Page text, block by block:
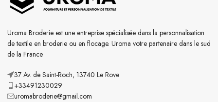
Uroma Broderie est une entreprise spécialisée dans la personnalisation
de textile en broderie ou en flocage. Uroma votre partenaire dans le sud
de la France
37 Av. de Saint-Roch, 13740 Le Rove
+33491230029
uromabroderie@gmail.com